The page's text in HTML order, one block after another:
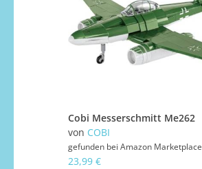
Cobi Messerschmitt Me262
von COBI
gefunden bei Amazon Marketplace
23,99 €